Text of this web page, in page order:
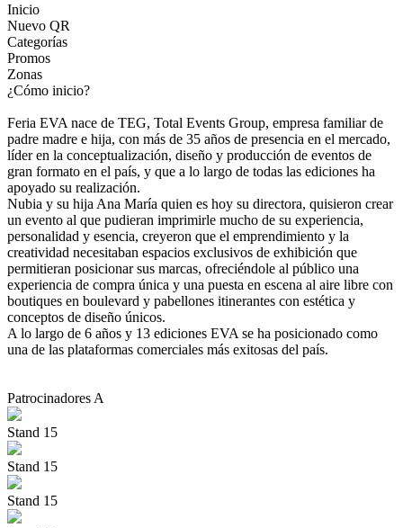
Inicio
Nuevo QR
Categorías
Promos
Zonas
¿Cómo inicio?
Feria EVA nace de TEG, Total Events Group, empresa familiar de
padre madre e hija, con más de 35 años de presencia en el mercado,
líder en la conceptualización, diseño y producción de eventos de
gran formato en el país, y que a lo largo de todas las ediciones ha
apoyado su realización.
Nubia y su hija Ana María quien es hoy su directora, quisieron crear
un evento al que pudieran imprimirle mucho de su experiencia,
personalidad y esencia, creyeron que el emprendimiento y la
creatividad necesitaban espacios exclusivos de exhibición que
permitieran posicionar sus marcas, ofreciéndole al público una
experiencia de compra única y una puesta en escena al aire libre con
boutiques en boulevard y pabellones itinerantes con estética y
conceptos de diseño únicos.
A lo largo de 6 años y 13 ediciones EVA se ha posicionado como
una de las plataformas comerciales más exitosas del país.
Patrocinadores A
Stand 15
Stand 15
Stand 15